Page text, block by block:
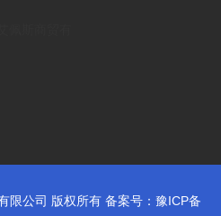
限公司 版权所有 备案号： 豫ICP备